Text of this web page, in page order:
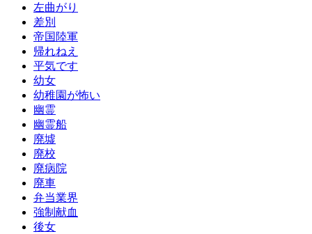
左曲がり
差別
帝国陸軍
帰れねえ
平気です
幼女
幼稚園が怖い
幽霊
幽霊船
廃墟
廃校
廃病院
廃車
弁当業界
強制献血
後女